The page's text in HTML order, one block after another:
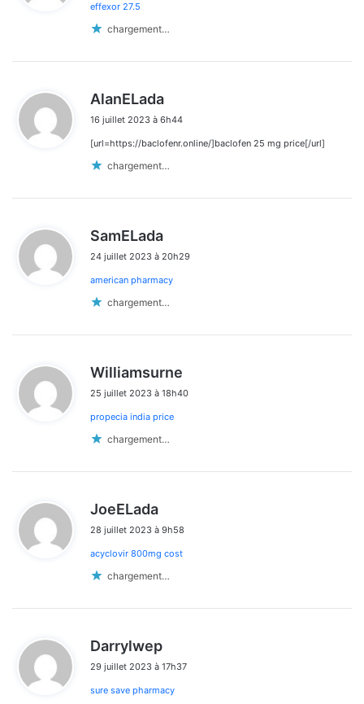
effexor 27.5
chargement…
AlanELada
t
16 juillet 2023 à 6h44
[url=https://baclofenr.online/]baclofen 25 mg price[/url]
chargement…
SamELada
t
24 juillet 2023 à 20h29
american pharmacy
chargement…
Williamsurne
t
25 juillet 2023 à 18h40
propecia india price
chargement…
JoeELada
t
28 juillet 2023 à 9h58
acyclovir 800mg cost
chargement…
Darrylwep
t
29 juillet 2023 à 17h37
sure save pharmacy